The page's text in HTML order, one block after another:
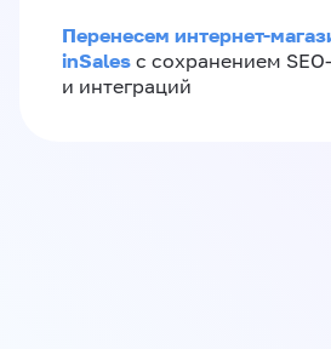
Перенесем интернет-
inSales с сохранением
и интеграций